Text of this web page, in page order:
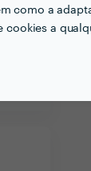
como a
cookies a